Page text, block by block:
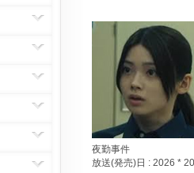
夜勤事件
放送(発売)日 : 2026 *